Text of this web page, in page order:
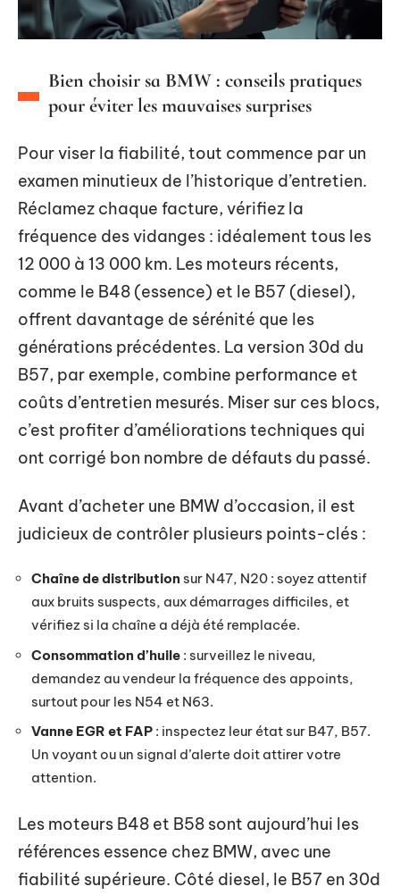
Bien choisir sa BMW : conseils pratiques
pour éviter les mauvaises surprises
Pour viser la fiabilité, tout commence par un
examen minutieux de l’historique d’entretien.
Réclamez chaque facture, vérifiez la
fréquence des vidanges : idéalement tous les
12 000 à 13 000 km. Les moteurs récents,
comme le B48 (essence) et le B57 (diesel),
offrent davantage de sérénité que les
générations précédentes. La version 30d du
B57, par exemple, combine performance et
coûts d’entretien mesurés. Miser sur ces blocs,
c’est profiter d’améliorations techniques qui
ont corrigé bon nombre de défauts du passé.
Avant d’acheter une BMW d’occasion, il est
judicieux de contrôler plusieurs points-clés :
Chaîne de distribution sur N47, N20 : soyez attentif
aux bruits suspects, aux démarrages difficiles, et
vérifiez si la chaîne a déjà été remplacée.
Consommation d’huile : surveillez le niveau,
demandez au vendeur la fréquence des appoints,
surtout pour les N54 et N63.
Vanne EGR et FAP : inspectez leur état sur B47, B57.
Un voyant ou un signal d’alerte doit attirer votre
attention.
Les moteurs B48 et B58 sont aujourd’hui les
références essence chez BMW, avec une
fiabilité supérieure. Côté diesel, le B57 en 30d